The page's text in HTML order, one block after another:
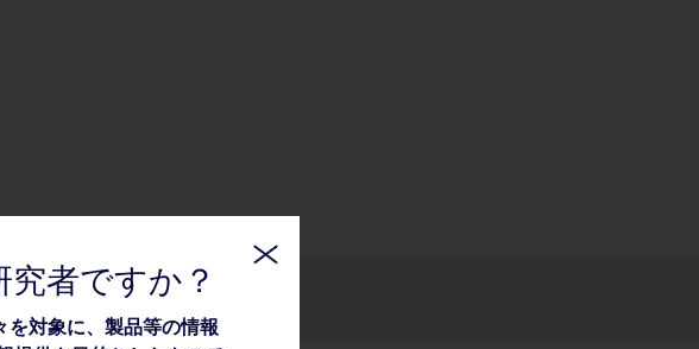
者ですか？
を対象に、製品等の情報